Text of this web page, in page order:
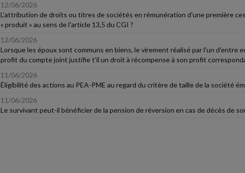
12/06/2026
L'attribution de droits ou titres de sociétés en rémunération d'une première
« produit » au sens de l'article 13,5 du CGI ?
12/06/2026
Lorsque les époux sont communs en biens, le virement réalisé par l'un d'entre
profit du compte joint justifie t'il un droit à récompense à son profit
11/06/2026
Éligibilité des actions au PEA-PME au regard du critère de taille de la société
11/06/2026
Le survivant peut-il bénéficier de la pension de réversion en cas de décès de